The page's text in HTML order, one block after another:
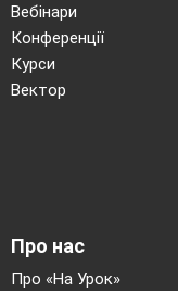
Девіз:«А ми
всім хана!»
Інструктор
Перед
Можливо я
Вебінари
Конференції
Курси
Вектор
Про нас
Про «На Урок»